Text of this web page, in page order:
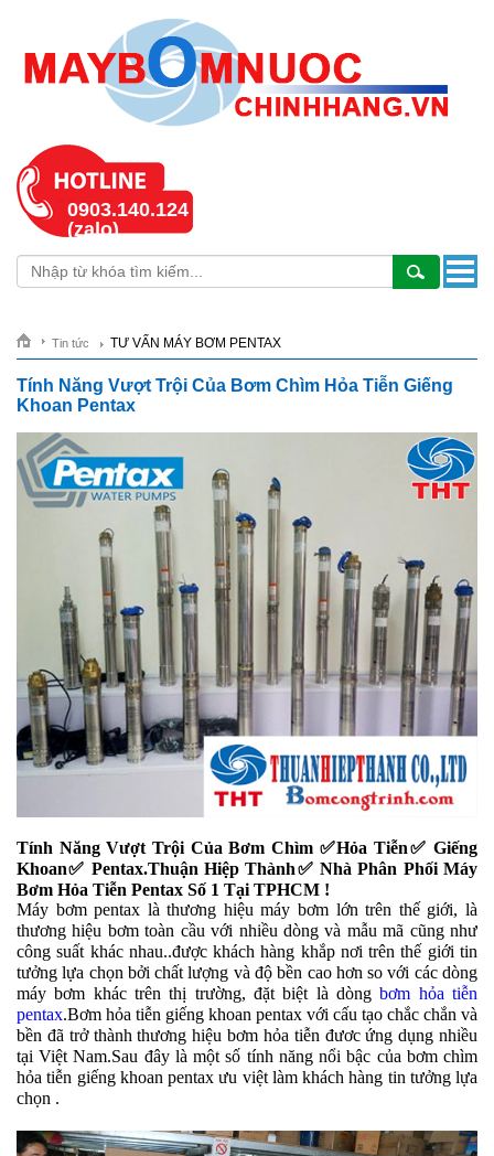
0903.140.124
(zalo)
Tin tức TƯ VẤN MÁY BƠM PENTAX
Tính Năng Vượt Trội Của Bơm Chìm Hỏa Tiễn Giếng
Khoan Pentax
Tính Năng Vượt Trội Của Bơm Chìm ✅Hỏa Tiễn✅ Giếng
Khoan✅ Pentax.Thuận Hiệp Thành✅ Nhà Phân Phối Máy
Bơm Hỏa Tiễn Pentax Số 1 Tại TPHCM !
Máy bơm pentax là thương hiệu máy bơm lớn trên thế giới, là
thương hiệu bơm toàn cầu với nhiều dòng và mẫu mã cũng như
công suất khác nhau..được khách hàng khắp nơi trên thế giới tin
tưởng lựa chọn bởi chất lượng và độ bền cao hơn so với các dòng
máy bơm khác trên thị trường, đặt biệt là dòngbơm hỏa tiễn
pentax.Bơm hỏa tiễn giếng khoan pentax với cấu tạo chắc chắn và
bền đã trở thành thương hiệu bơm hỏa tiễn đươc ứng dụng nhiều
tại Việt Nam.Sau đây là một số tính năng nổi bậc của bơm chìm
hỏa tiễn giếng khoan pentax ưu việt làm khách hàng tin tưởng lựa
chọn .